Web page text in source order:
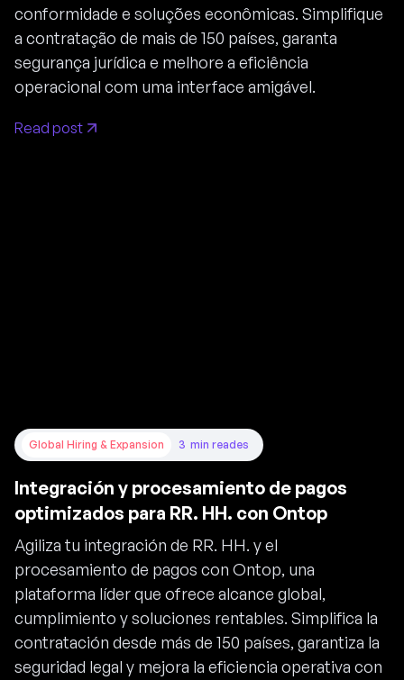
conformidade e soluções econômicas. Simplifique
a contratação de mais de 150 países, garanta
segurança jurídica e melhore a eficiência
operacional com uma interface amigável.
Read post
Global Hiring & Expansion 3 min reades
Integración y procesamiento de pagos
optimizados para RR. HH. con Ontop
Agiliza tu integración de RR. HH. y el
procesamiento de pagos con Ontop, una
plataforma líder que ofrece alcance global,
cumplimiento y soluciones rentables. Simplifica la
contratación desde más de 150 países, garantiza la
seguridad legal y mejora la eficiencia operativa con